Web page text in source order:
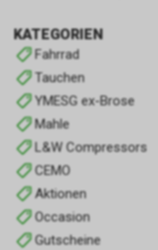
KATEGORIEN
Fahrrad
Tauchen
YMESG ex-Brose
Mahle
L&W Compressors
CEMO
Aktionen
Occasion
Gutscheine